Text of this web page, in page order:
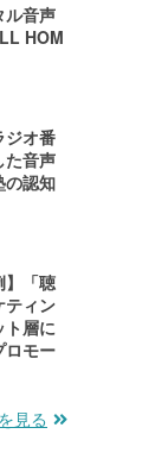
ル音声
HOM
ジオ番
た音声
の認知
】「聴
ティン
ト層に
ロモー
見る